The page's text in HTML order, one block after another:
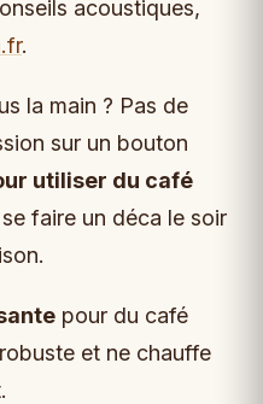
acoustiques,
.
la main ? Pas de
sur un bouton
utiliser du café
se faire un déca le soir
pour du café
et ne chauffe